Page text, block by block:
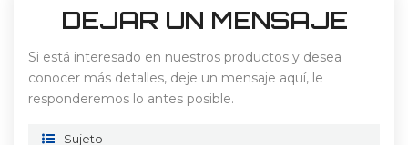
DEJAR UN MENSAJE
Si está interesado en nuestros productos y desea
conocer más detalles, deje un mensaje aquí, le
responderemos lo antes posible.
Sujeto :